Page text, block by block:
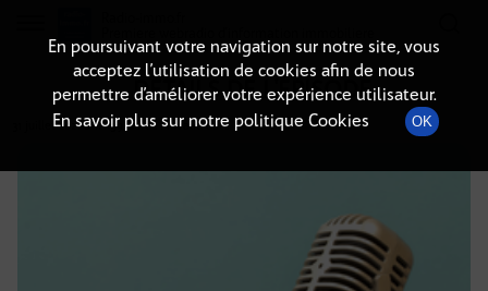
DÉTAILS DE L'ÉPISODE
31 juillet 2021à 12h59 , durée : Invalid date
En poursuivant votre navigation sur notre site, vous
acceptez l’utilisation de cookies afin de nous
permettre d’améliorer votre expérience utilisateur.
En savoir plus sur notre politique Cookies
OK